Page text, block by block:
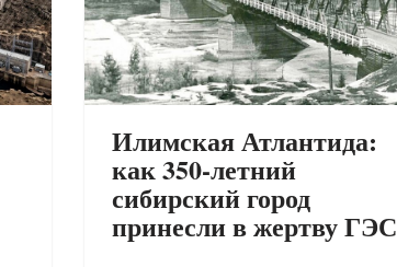
Илимская Атлантида:
как 350-летний
сибирский город
принесли в жертву ГЭС